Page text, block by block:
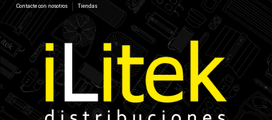
Contacte con nosotros Tiendas